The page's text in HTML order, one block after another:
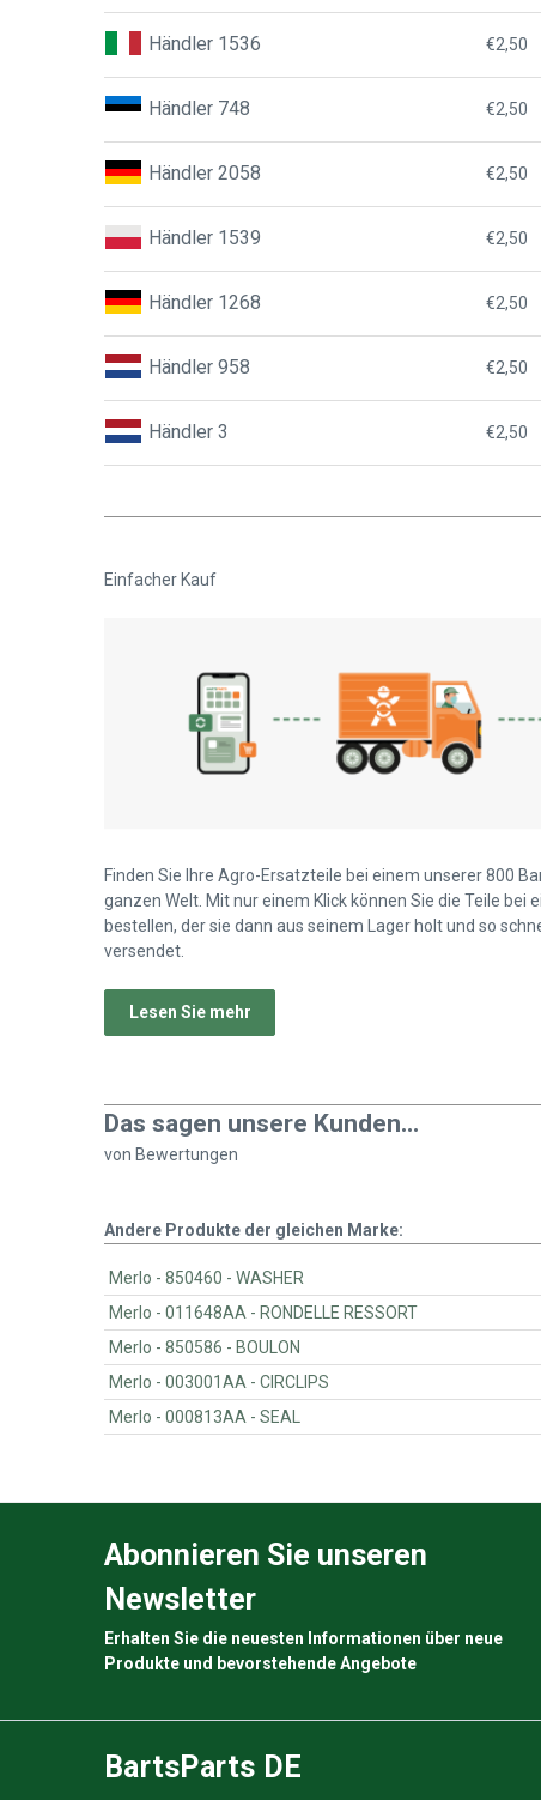
Händler 1536 €2,50
Händler 748 €2,50
Händler 2058 €2,50
Händler 1539 €2,50
Händler 1268 €2,50
Händler 958 €2,50
Händler 3 €2,50
Einfacher Kauf
Finden Sie Ihre Agro-Ersatzteile bei einem unserer 800
ganzen Welt. Mit nur einem Klick können Sie die Teile bei
bestellen, der sie dann aus seinem Lager holt und so
versendet.
Lesen Sie mehr
Das sagen unsere Kunden...
von Bewertungen
Andere Produkte der gleichen Marke:
Merlo - 850460 - WASHER
Merlo - 011648AA - RONDELLE RESSORT
Merlo - 850586 - BOULON
Merlo - 003001AA - CIRCLIPS
Merlo - 000813AA - SEAL
Abonnieren Sie unseren
Newsletter
Erhalten Sie die neuesten Informationen über neue
Produkte und bevorstehende Angebote
BartsParts DE